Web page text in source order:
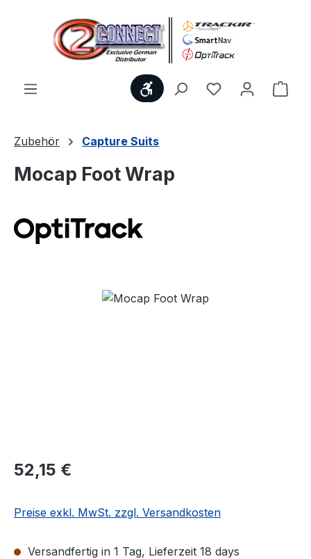
Zum Hauptinhalt springen
Werkzeugleiste anzeigen
Du hast 0
Zubehör Capture Suits
Mocap Foot Wrap
Regulärer Preis:
52,15 €
Preise exkl. MwSt. zzgl. Versandkosten
Versandfertig in 1 Tag, Lieferzeit 18 days